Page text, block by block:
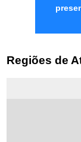
Regiões de